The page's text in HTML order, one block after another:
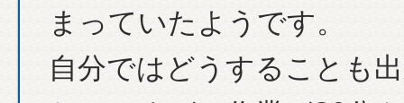
まっていたようです。
自分ではどうすることも